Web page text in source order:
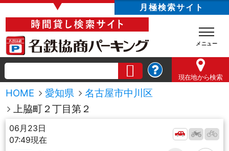
▼ 月極検索サイト
現在地から検索
HOME 愛知県
名古屋市中川区
上脇町２丁目第２
06月23日
07:49現在